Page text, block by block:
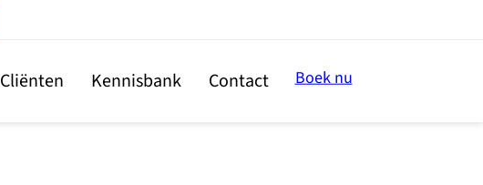
Cliënten Kennisbank Contact Boek nu